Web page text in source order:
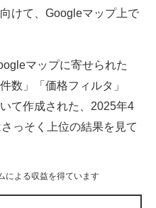
けて、Googleマップ上で
マップに寄せられた
数」「価格フィルタ」
て作成された、2025年4
っそく上位の結果を見て
による収益を得ています